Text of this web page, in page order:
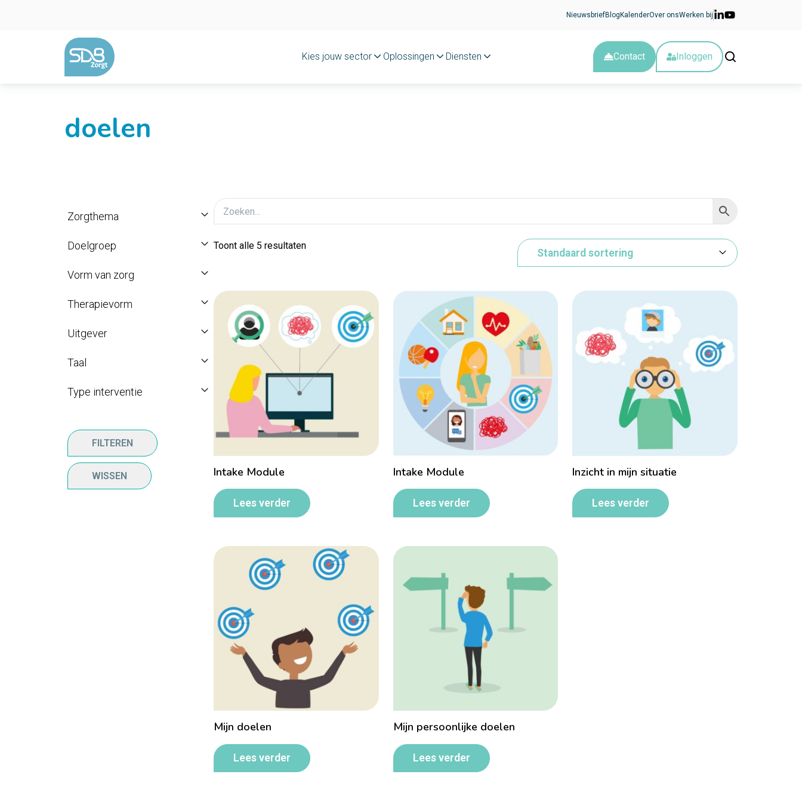
NieuwsbriefBlog KalenderOver onsWerken bij
Kies jouw sector Oplossingen Diensten Contact Inloggen
doelen
Zorgthema
Doelgroep
Vorm van zorg
Therapievorm
Uitgever
Taal
Type interventie
FILTEREN
WISSEN
Toont alle 5 resultaten
Intake Module
Lees verder
Intake Module
Lees verder
Inzicht in mijn situatie
Lees verder
Mijn doelen
Lees verder
Mijn persoonlijke doelen
Lees verder